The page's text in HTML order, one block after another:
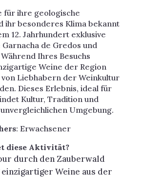
für ihre geologische
ihr besonderes Klima bekannt
12. Jahrhundert exklusive
de Gredos und
Ihres Besuchs
Weine der Region
Liebhabern der Weinkultur
Dieses Erlebnis, ideal für
Kultur, Tradition und
Umgebung.
: Erwachsener
diese Aktivität?
durch den Zauberwald
Weine aus der